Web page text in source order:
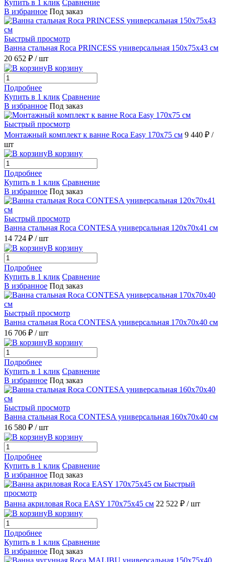
Купить в 1 клик Сравнение
В избранное Под заказ
Быстрый просмотр
Ванна стальная Roca PRINCESS универсальная 150x75x43 см
20 652 ₽ / шт
В корзину
Подробнее
Купить в 1 клик Сравнение
В избранное Под заказ
Быстрый просмотр
Монтажный комплект к ванне Roca Easy 170х75 см 9 440 ₽ /
шт
В корзину
Подробнее
Купить в 1 клик Сравнение
В избранное Под заказ
Быстрый просмотр
Ванна стальная Roca CONTESA универсальная 120x70x41 см
14 724 ₽ / шт
В корзину
Подробнее
Купить в 1 клик Сравнение
В избранное Под заказ
Быстрый просмотр
Ванна стальная Roca CONTESA универсальная 170x70x40 см
16 706 ₽ / шт
В корзину
Подробнее
Купить в 1 клик Сравнение
В избранное Под заказ
Быстрый просмотр
Ванна стальная Roca CONTESA универсальная 160x70x40 см
16 580 ₽ / шт
В корзину
Подробнее
Купить в 1 клик Сравнение
В избранное Под заказ
Быстрый
просмотр
Ванна акриловая Roca EASY 170x75x45 см 22 522 ₽ / шт
В корзину
Подробнее
Купить в 1 клик Сравнение
В избранное Под заказ